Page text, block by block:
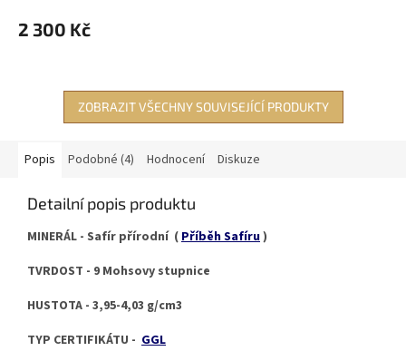
2 300 Kč
ZOBRAZIT VŠECHNY SOUVISEJÍCÍ PRODUKTY
Popis Podobné (4) Hodnocení Diskuze
Detailní popis produktu
MINERÁL - Safír přírodní (Příběh Safíru)
TVRDOST - 9 Mohsovy stupnice
HUSTOTA - 3,95-4,03 g/cm3
TYP CERTIFIKÁTU - GGL